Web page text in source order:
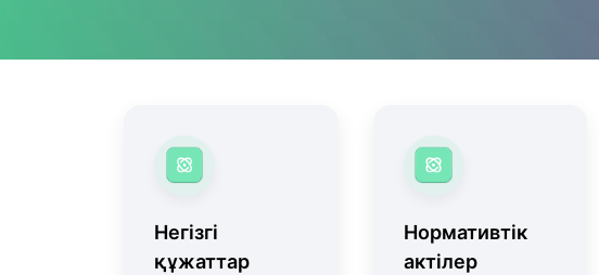
Негізгі
құжаттар
Нормативтік
актілер